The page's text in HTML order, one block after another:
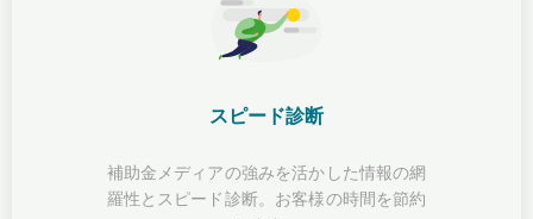
スピード診断
補助金メディアの強みを活かした情報の網
羅性とスピード診断。お客様の時間を節約